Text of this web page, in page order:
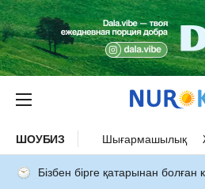
ШОУБИЗ Шығармашылық
Бізбен бірге қатарынан болған